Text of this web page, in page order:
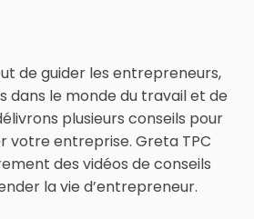
de guider les entrepreneurs,
dans le monde du travail et de
plusieurs conseils pour
votre entreprise. Greta TPC
des vidéos de conseils
la vie d’entrepreneur.